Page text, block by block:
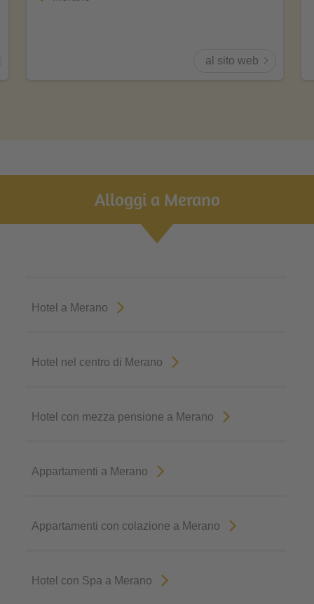
al sito web
Alloggi a Merano
Hotel a Merano
Hotel nel centro di Merano
Hotel con mezza pensione a Merano
Appartamenti a Merano
Appartamenti con colazione a Merano
Hotel con Spa a Merano